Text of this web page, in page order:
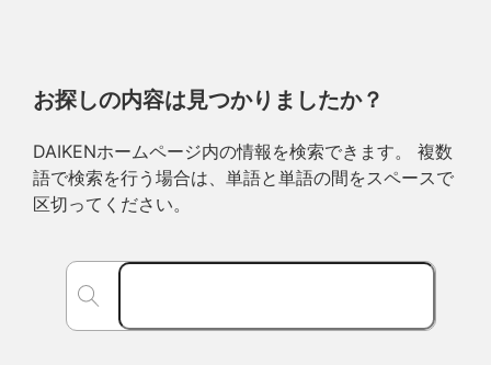
お探しの内容は見つかりましたか？
DAIKENホームページ内の情報を検索できます。 複数
語で検索を行う場合は、単語と単語の間をスペースで
区切ってください。